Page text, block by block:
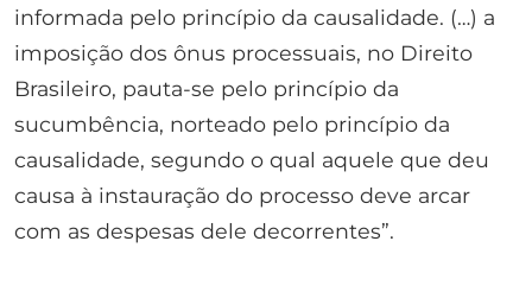
informada pelo princípio da causalidade. (…) a
imposição dos ônus processuais, no Direito
Brasileiro, pauta-se pelo princípio da
sucumbência, norteado pelo princípio da
causalidade, segundo o qual aquele que deu
causa à instauração do processo deve arcar
com as despesas dele decorrentes”.